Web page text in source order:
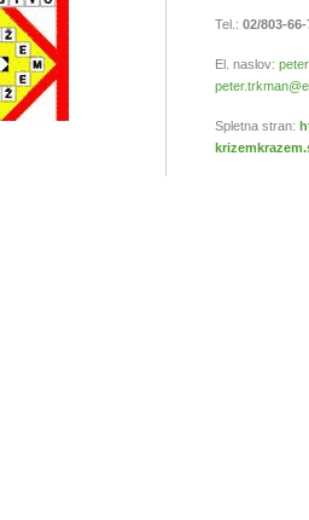
Tel.: 02/803-
El. naslov:
Spletna stran: